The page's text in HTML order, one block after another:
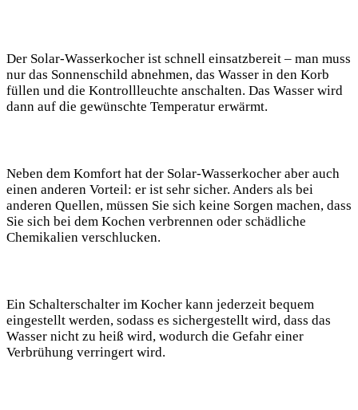
Der Solar-Wasserkocher ist schnell einsatzbereit – man muss
nur das Sonnenschild ‍abnehmen, das ‌Wasser in den⁢ Korb
füllen und die Kontrollleuchte anschalten. Das‌ Wasser‍ wird
dann auf die gewünschte Temperatur erwärmt.
Neben dem‍ Komfort hat der Solar-Wasserkocher aber auch⁤
einen anderen Vorteil: er ist sehr sicher. Anders als bei
anderen⁢ Quellen, müssen Sie sich keine Sorgen machen, dass
Sie sich bei dem Kochen verbrennen oder schädliche
Chemikalien verschlucken.
Ein⁣ Schalterschalter im Kocher kann jederzeit bequem
eingestellt werden, sodass es sichergestellt wird, dass das
Wasser nicht ‍zu heiß wird, wodurch die Gefahr​ einer
Verbrühung verringert wird.